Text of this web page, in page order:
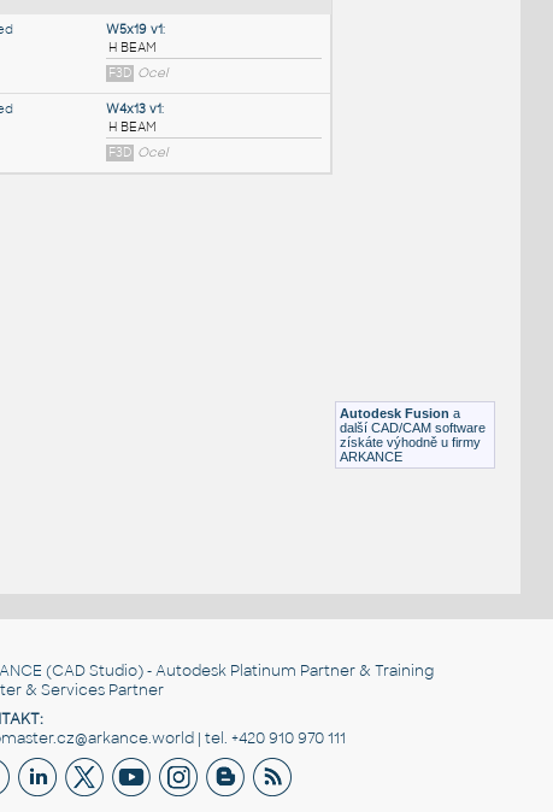
F3D Ocel
Autodesk Fusion a
další CAD/CAM software
získáte výhodně u firmy
ARKANCE
(CAD Studio) - Autodesk Platinum Partner & Training
& Services Partner
| tel. +420 910 970 111